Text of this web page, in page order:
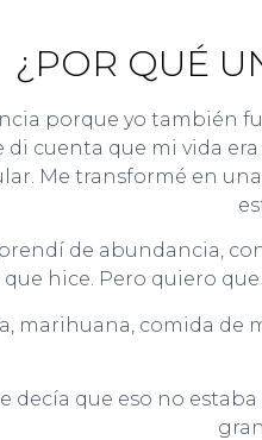
¿POR QUÉ
porque yo también
di cuenta que mi vida
Me transformé en
de abundancia,
hice. Pero quiero
marihuana, comida
decía que eso no